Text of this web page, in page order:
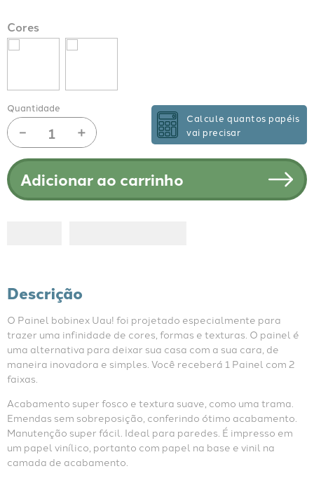
Cores
Quantidade
＋
－
Calcule quantos papéis
vai precisar
Adicionar ao carrinho
Descrição
O Painel bobinex Uau! foi projetado especialmente para
trazer uma infinidade de cores, formas e texturas. O painel é
uma alternativa para deixar sua casa com a sua cara, de
maneira inovadora e simples. Você receberá 1 Painel com 2
faixas.
Acabamento super fosco e textura suave, como uma trama.
Emendas sem sobreposição, conferindo ótimo acabamento.
Manutenção super fácil. Ideal para paredes. É impresso em
um papel vinílico, portanto com papel na base e vinil na
camada de acabamento.